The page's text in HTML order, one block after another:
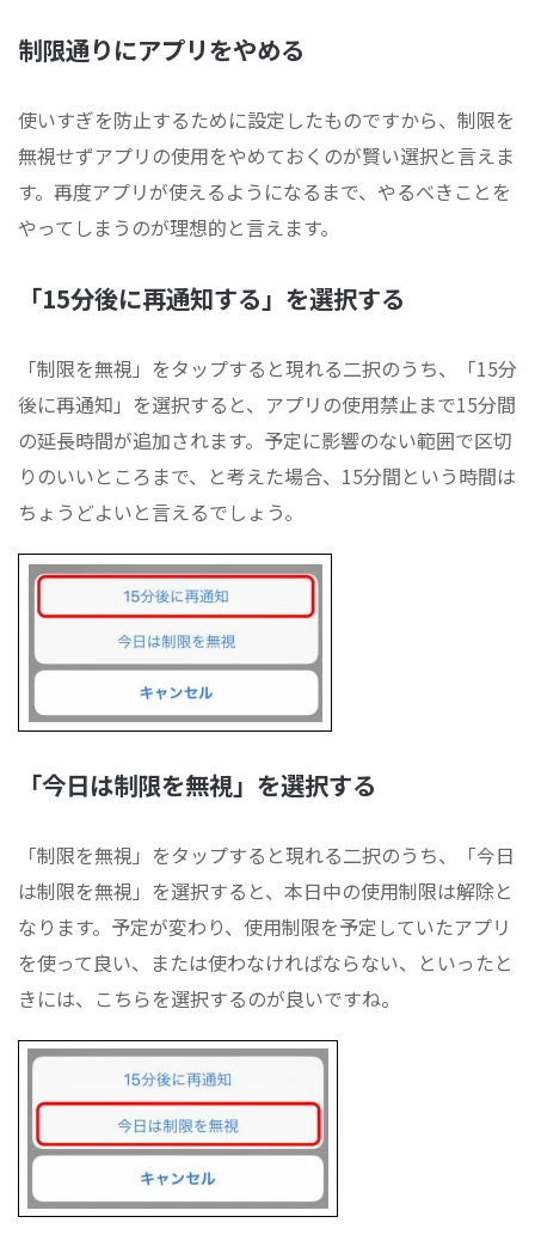
制限通りにアプリをやめる
使いすぎを防止するために設定したものですから、制限を
無視せずアプリの使用をやめておくのが賢い選択と言えま
す。再度アプリが使えるようになるまで、やるべきことを
やってしまうのが理想的と言えます。
「15分後に再通知する」を選択する
「制限を無視」をタップすると現れる二択のうち、「15分
後に再通知」を選択すると、アプリの使用禁止まで15分間
の延長時間が追加されます。予定に影響のない範囲で区切
りのいいところまで、と考えた場合、15分間という時間は
ちょうどよいと言えるでしょう。
「今日は制限を無視」を選択する
「制限を無視」をタップすると現れる二択のうち、「今日
は制限を無視」を選択すると、本日中の使用制限は解除と
なります。予定が変わり、使用制限を予定していたアプリ
を使って良い、または使わなければならない、といったと
きには、こちらを選択するのが良いですね。